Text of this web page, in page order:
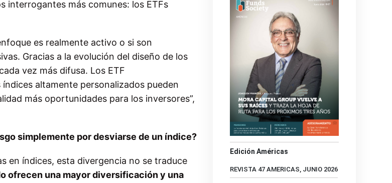
interrogantes más comunes: los ETFs
es realmente activo o si son
Gracias a la evolución del diseño de los
vez más difusa. Los ETF
altamente personalizados pueden
más oportunidades para los inversores”,
simplemente por desviarse de un índice?
en índices, esta divergencia no se traduce
ofrecen una mayor diversificación y una
Edición Américas
REVISTA 47 AMERICAS, JUNIO 2026